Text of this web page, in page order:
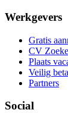
Werkgevers
Gratis
CV
Plaats
Veilig
Partners
Social